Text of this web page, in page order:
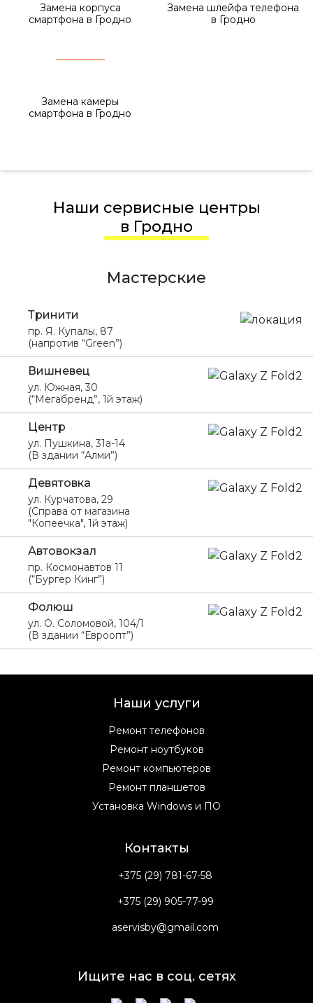
Замена корпуса
смартфона в Гродно
Замена шлейфа телефона
в Гродно
Замена камеры
смартфона в Гродно
Наши сервисные центры
в Гродно
Мастерские
Тринити
пр. Я. Купалы, 87
(напротив “Green”)
Вишневец
ул. Южная, 30
(“Мегабренд”, 1й этаж)
Центр
ул. Пушкина, 31а-14
(В здании “Алми”)
Девятовка
ул. Курчатова, 29
(Справа от магазина
"Копеечка", 1й этаж)
Автовокзал
пр. Космонавтов 11
(“Бургер Кинг”)
Фолюш
ул. О. Соломовой, 104/1
(В здании “Евроопт”)
Наши услуги
Ремонт телефонов
Ремонт ноутбуков
Ремонт компьютеров
Ремонт планшетов
Установка Windows и ПО
Контакты
+375 (29) 781-67-58
+375 (29) 905-77-99
aservisby@gmail.com
Ищите нас в соц. сетях